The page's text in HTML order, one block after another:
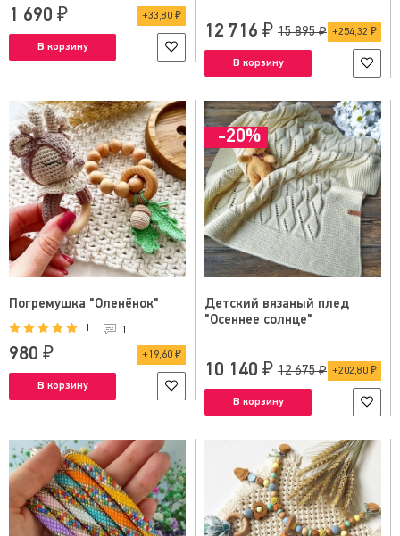
1 690 ₽ 33,80 ₽
В корзину
12 716 ₽ 15 895 ₽ 254,32 ₽
В корзину
Погремушка "Оленёнок"
1 1
980 ₽ 19,60 ₽
В корзину
-20%
Детский вязаный плед
"Осеннее солнце"
10 140 ₽ 12 675 ₽ 202,80 ₽
В корзину